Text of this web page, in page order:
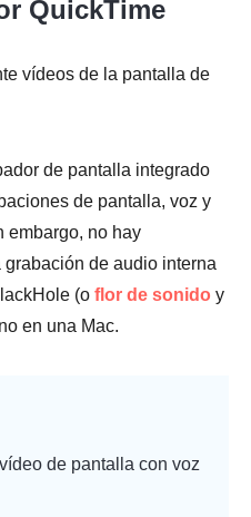
QuickTime
vídeos de la pantalla de
de pantalla integrado
de pantalla, voz y
embargo, no hay
de audio interna
(o flor de sonido y
en una Mac.
de pantalla con voz